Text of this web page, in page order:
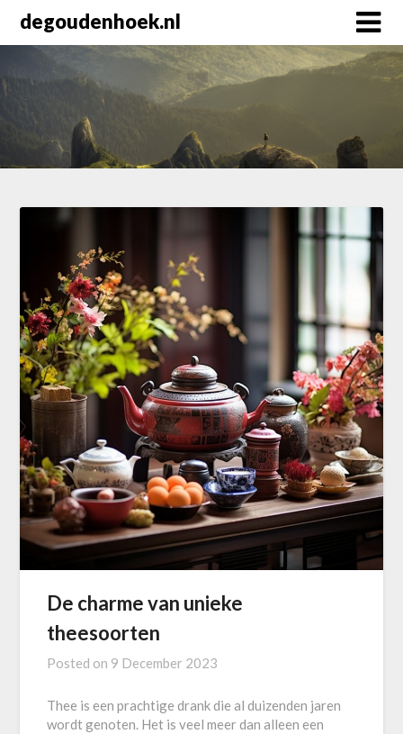
degoudenhoek.nl
De charme van unieke
theesoorten
Posted on 9 December 2023
Thee is een prachtige drank die al duizenden jaren
wordt genoten. Het is veel meer dan alleen een